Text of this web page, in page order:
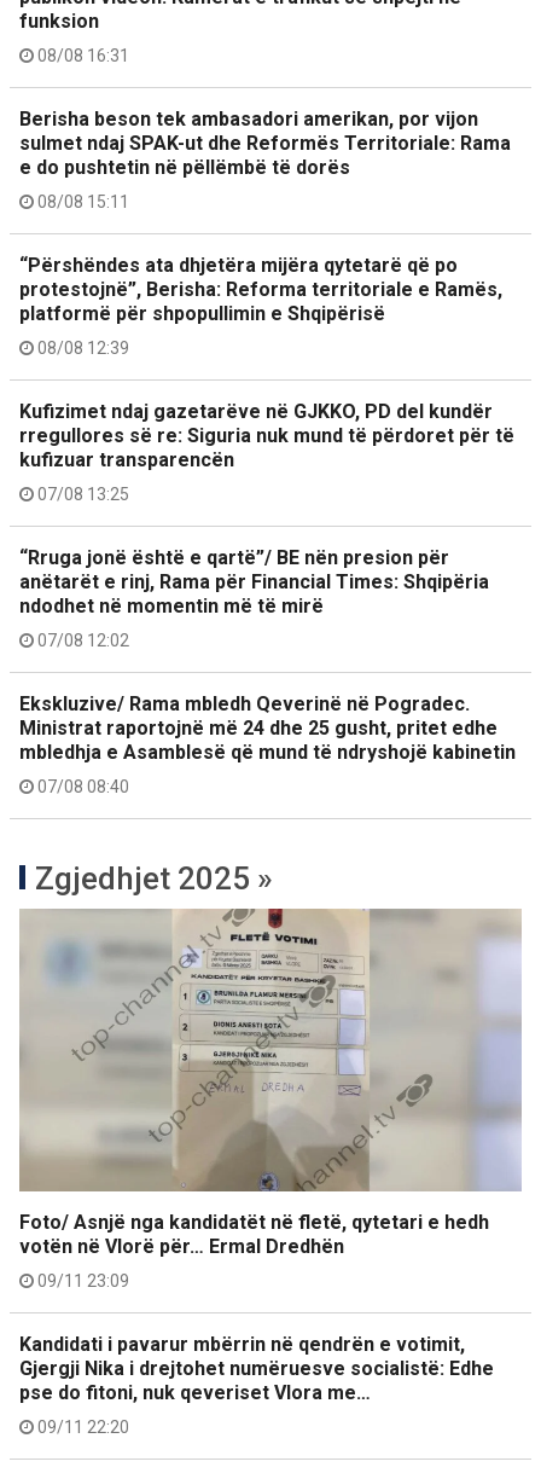
funksion
08/08 16:31
Berisha beson tek ambasadori amerikan, por vijon
sulmet ndaj SPAK-ut dhe Reformës Territoriale: Rama
e do pushtetin në pëllëmbë të dorës
08/08 15:11
“Përshëndes ata dhjetëra mijëra qytetarë që po
protestojnë”, Berisha: Reforma territoriale e Ramës,
platformë për shpopullimin e Shqipërisë
08/08 12:39
Kufizimet ndaj gazetarëve në GJKKO, PD del kundër
rregullores së re: Siguria nuk mund të përdoret për të
kufizuar transparencën
07/08 13:25
“Rruga jonë është e qartë”/ BE nën presion për
anëtarët e rinj, Rama për Financial Times: Shqipëria
ndodhet në momentin më të mirë
07/08 12:02
Ekskluzive/ Rama mbledh Qeverinë në Pogradec.
Ministrat raportojnë më 24 dhe 25 gusht, pritet edhe
mbledhja e Asamblesë që mund të ndryshojë kabinetin
07/08 08:40
Zgjedhjet 2025 »
Foto/ Asnjë nga kandidatët në fletë, qytetari e hedh
votën në Vlorë për… Ermal Dredhën
09/11 23:09
Kandidati i pavarur mbërrin në qendrën e votimit,
Gjergji Nika i drejtohet numëruesve socialistë: Edhe
pse do fitoni, nuk qeveriset Vlora me…
09/11 22:20